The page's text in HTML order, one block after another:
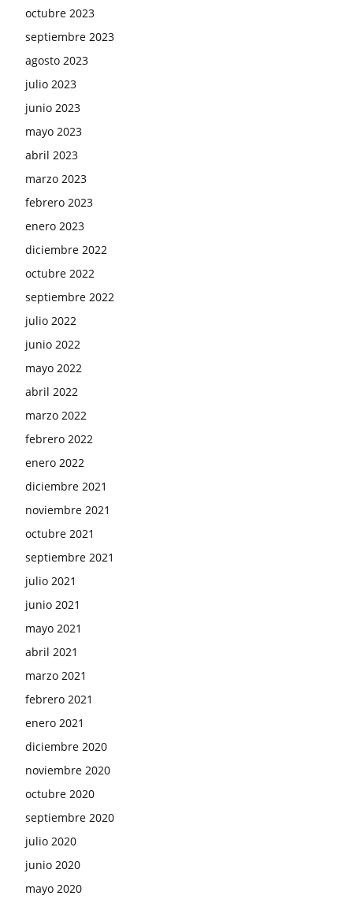
octubre 2023
septiembre 2023
agosto 2023
julio 2023
junio 2023
mayo 2023
abril 2023
marzo 2023
febrero 2023
enero 2023
diciembre 2022
octubre 2022
septiembre 2022
julio 2022
junio 2022
mayo 2022
abril 2022
marzo 2022
febrero 2022
enero 2022
diciembre 2021
noviembre 2021
octubre 2021
septiembre 2021
julio 2021
junio 2021
mayo 2021
abril 2021
marzo 2021
febrero 2021
enero 2021
diciembre 2020
noviembre 2020
octubre 2020
septiembre 2020
julio 2020
junio 2020
mayo 2020